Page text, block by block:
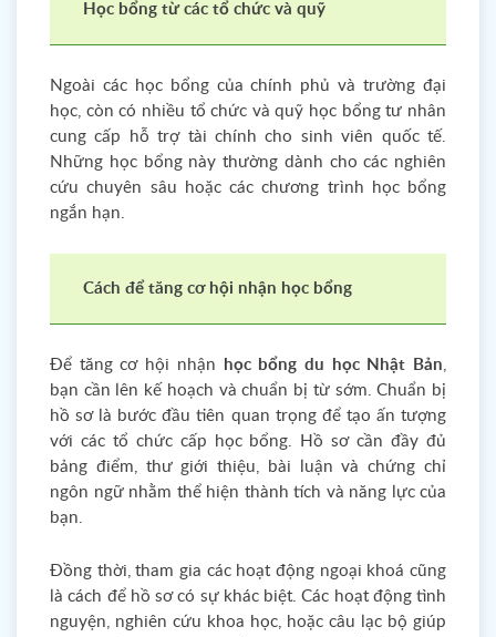
Học bổng từ các tổ chức và quỹ
Ngoài các học bổng của chính phủ và trường đại
học, còn có nhiều tổ chức và quỹ học bổng tư nhân
cung cấp hỗ trợ tài chính cho sinh viên quốc tế.
Những học bổng này thường dành cho các nghiên
cứu chuyên sâu hoặc các chương trình học bổng
ngắn hạn.
Cách để tăng cơ hội nhận học bổng
Để tăng cơ hội nhận học bổng du học Nhật Bản
bạn cần lên kế hoạch và chuẩn bị từ sớm. Chuẩn bị
hồ sơ là bước đầu tiên quan trọng để tạo ấn tượng
với các tổ chức cấp học bổng. Hồ sơ cần đầy đủ
bảng điểm, thư giới thiệu, bài luận và chứng chỉ
ngôn ngữ nhằm thể hiện thành tích và năng lực của
bạn.
Đồng thời, tham gia các hoạt động ngoại khoá cũng
là cách để hồ sơ có sự khác biệt. Các hoạt động tình
nguyện, nghiên cứu khoa học, hoặc câu lạc bộ giúp